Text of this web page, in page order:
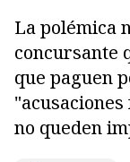
La polémica
concursante
que paguen
no queden